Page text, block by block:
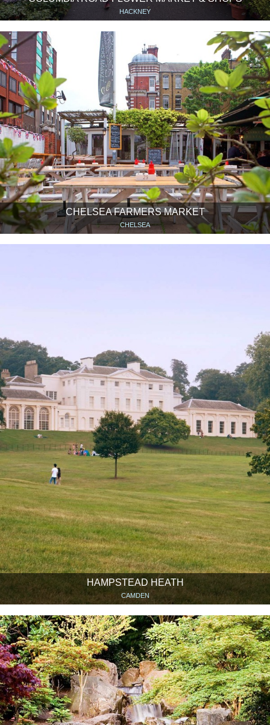
HACKNEY
CHELSEA FARMERS MARKET
CHELSEA
HAMPSTEAD HEATH
CAMDEN